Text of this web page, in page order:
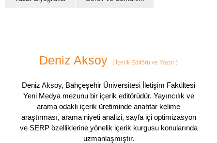
Deniz Aksoy ( İçerik Editörü ve Yazar )
Deniz Aksoy, Bahçeşehir Üniversitesi İletişim Fakültesi
Yeni Medya mezunu bir içerik editörüdür. Yayıncılık ve
arama odaklı içerik üretiminde anahtar kelime
araştırması, arama niyeti analizi, sayfa içi optimizasyon
ve SERP özelliklerine yönelik içerik kurgusu konularında
uzmanlaşmıştır.